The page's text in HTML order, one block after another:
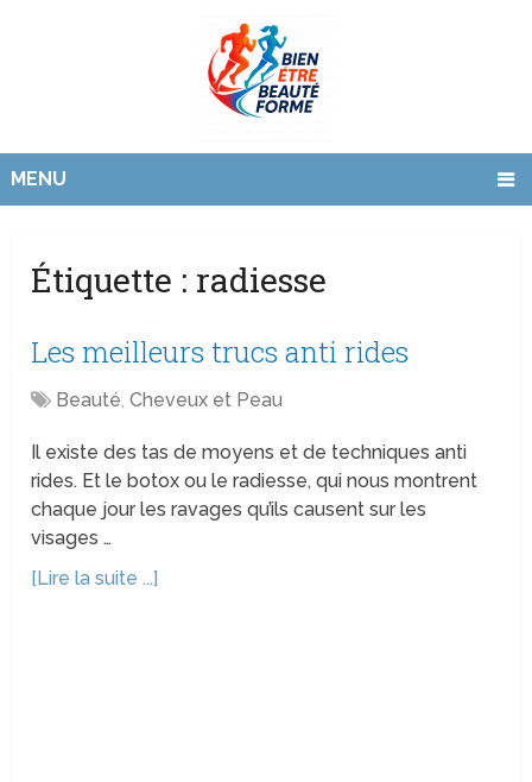
MENU
Étiquette : radiesse
Les meilleurs trucs anti rides
Beauté,Cheveux et Peau
Il existe des tas de moyens et de techniques anti
rides. Et le botox ou le radiesse, qui nous montrent
chaque jour les ravages qu’ils causent sur les
visages …
[Lire la suite ...]